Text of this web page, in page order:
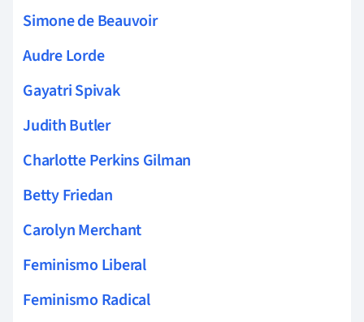
Simone de Beauvoir
Audre Lorde
Gayatri Spivak
Judith Butler
Charlotte Perkins Gilman
Betty Friedan
Carolyn Merchant
Feminismo Liberal
Feminismo Radical